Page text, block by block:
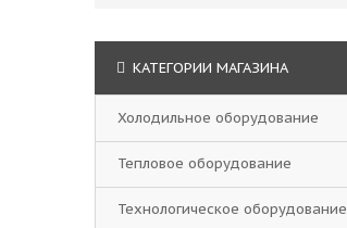
КАТЕГОРИИ МАГАЗИНА
Холодильное оборудование
Тепловое оборудование
Технологическое оборудование